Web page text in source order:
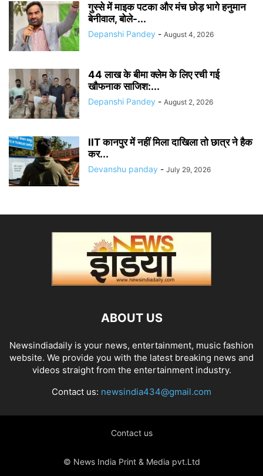
गुस्से में माइक पटका और मंच छोड़ भागे हनुमान
बेनीवाल, बोले-...
Depanshi Pandey - August 4, 2026
44 लाख के बीमा क्लेम के लिए रची गई
खौफनाक साजिश:...
Depanshi Pandey - August 2, 2026
IIT कानपुर में नहीं मिला दाखिला तो छात्र ने हैक
कर...
Devanshu panday - July 29, 2026
ABOUT US
Newsindiadaily is your news, entertainment, music fashion
website. We provide you with the latest breaking news and
videos straight from the entertainment industry.
Contact us: newsindia434@gmail.com
Contact us
© News India Print & Media pvt.Ltd